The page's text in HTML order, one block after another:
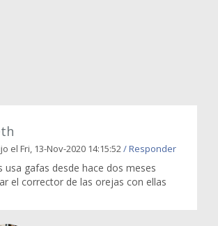
el Fri, 13-Nov-2020 14:15:52/ Responder
usa gafas desde hace dos meses
el corrector de las orejas con ellas